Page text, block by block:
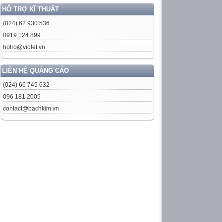
HỖ TRỢ KĨ THUẬT
(024) 62 930 536
0919 124 899
hotro@violet.vn
LIÊN HỆ QUẢNG CÁO
(024) 66 745 632
096 181 2005
contact@bachkim.vn